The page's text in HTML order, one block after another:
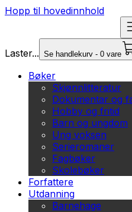
Hopp til hovedinnhold
Laster... Se handlekurv - 0 vare
Bøker
Skjønnlitteratur
Dokumentar og
Hobby og fritid
Barn og ungdom
Ung voksen
Serieromaner
Fagbøker
Skolebøker
Forfattere
Utdanning
Barnehage